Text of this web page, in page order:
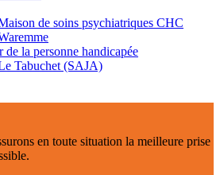
de soins psychiatriques CHC
de la personne handicapée
Tabuchet (SAJA)
en toute situation la meilleure prise